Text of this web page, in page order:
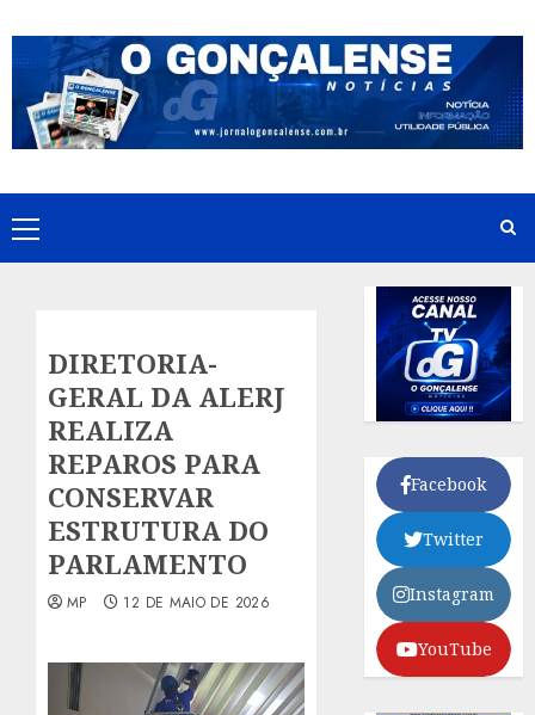
to
content
Primary
Menu
DIRETORIA-
GERAL DA ALERJ
REALIZA
REPAROS PARA
CONSERVAR
ESTRUTURA DO
PARLAMENTO
MP 12 DE MAIO DE 2026
Facebook
Twitter
Instagram
YouTube